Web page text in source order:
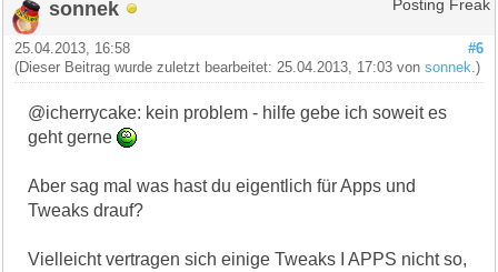
sonnek Posting Freak
#6
25.04.2013, 16:58
(Dieser Beitrag wurde zuletzt bearbeitet: 25.04.2013, 17:03 vonsonnek .)
@icherrycake: kein problem - hilfe gebe ich soweit es
geht gerne
Aber sag mal was hast du eigentlich für Apps und
Tweaks drauf?
Vielleicht vertragen sich einige Tweaks I APPS nicht so,